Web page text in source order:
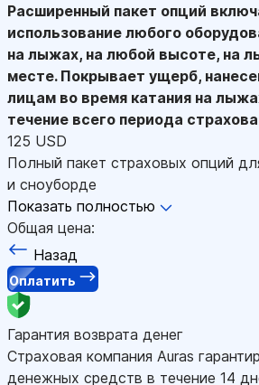
Расширенный пакет опций
использование любого
на лыжах, на любой высоте, на
месте. Покрывает ущерб,
лицам во время катания на
течение всего периода
125 USD
Полный пакет страховых опций
и сноуборде
Показать полностью
Общая цена:
Назад
Оплатить
Гарантия возврата денег
Страховая компания Auras
денежных средств в течение 14